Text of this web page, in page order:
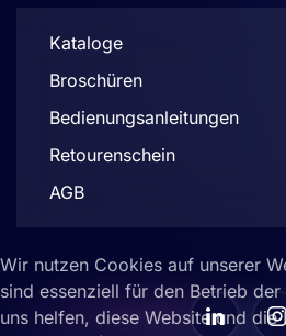
Kataloge
Broschüren
Bedienungsanleitungen
Retourenschein
AGB
Wir nutzen Cookies auf unserer
sind essenziell für den Betrieb
uns helfen, diese Website und